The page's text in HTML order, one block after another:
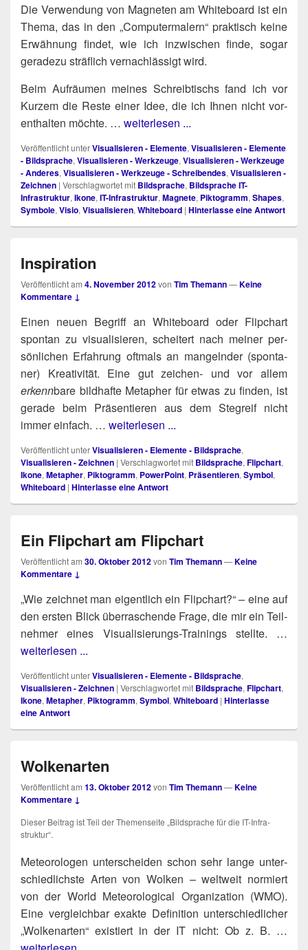
Die Ver­wen­dung von Magne­ten am White­board ist ein
The­ma, das in den „Com­pu­ter­ma­lern“ prak­tisch kei­ne
Erwäh­nung fin­det, wie ich inzwi­schen fin­de, sogar
gera­de­zu sträf­lich ver­nach­läs­sigt wird.
Beim Auf­räu­men mei­nes Schreib­tischs fand ich vor
Kur­zem die Res­te einer Idee, die ich Ihnen nicht vor­
ent­hal­ten möch­te. … weiterlesen ...
Veröffentlicht unterVisualisieren - Elemente, Visualisieren - Elemente
- Bildsprache, Visualisieren - Werkzeuge, Visualisieren - Werkzeuge
- Anderes, Visualisieren - Werkzeuge - Schreibendes, Visualisieren -
Zeichnen | Verschlagwortet mit Bildsprache, Bildsprache IT-
Infrastruktur, Ikone, IT-Infrastruktur, Magnete, Piktogramm, Shapes,
Symbole, Visio, Visualisieren, Whiteboard | Hinterlasse eine Antwort
Inspiration
Veröffentlicht am 4. November 2012von Tim Themann—Keine
Kommentare ↓
Einen neu­en Begriff an White­board oder Flip­chart
spon­tan zu visua­li­sie­ren, schei­tert nach mei­ner per­
sön­li­chen Erfah­rung oft­mals an man­geln­der (spon­ta­
ner) Krea­ti­vi­tät. Eine gut zei­chen- und vor allem
erkennbare bild­haf­te Meta­pher für etwas zu fin­den, ist
gera­de beim Prä­sen­tie­ren aus dem Steg­reif nicht
immer ein­fach. … weiterlesen ...
Veröffentlicht unterVisualisieren - Elemente - Bildsprache,
Visualisieren - Zeichnen | Verschlagwortet mit Bildsprache, Flipchart,
Ikone, Metapher, Piktogramm, PowerPoint, Präsentieren, Symbol,
Whiteboard | Hinterlasse eine Antwort
Ein Flipchart am Flipchart
Veröffentlicht am 30. Oktober 2012von Tim Themann—Keine
Kommentare ↓
„Wie zeich­net man eigent­lich ein Flip­chart?“ – eine auf
den ers­ten Blick über­ra­schen­de Fra­ge, die mir ein Teil­
neh­mer eines Visua­li­sie­rungs-Trai­nings stellte. …
weiterlesen ...
Veröffentlicht unterVisualisieren - Elemente - Bildsprache,
Visualisieren - Zeichnen | Verschlagwortet mit Bildsprache, Flipchart,
Ikone, Metapher, Piktogramm, Symbol, Whiteboard | Hinterlasse
eine Antwort
Wolkenarten
Veröffentlicht am 13. Oktober 2012von Tim Themann—Keine
Kommentare ↓
Die­ser Bei­trag ist Teil der The­men­sei­te „Bild­spra­che für die IT-Infra­
struk­tur“.
Meteo­ro­lo­gen unter­schei­den schon sehr lan­ge unter­
schied­lichs­te Arten von Wol­ken – welt­weit nor­miert
von der World Meteo­ro­lo­gi­cal Orga­niza­ti­on (WMO).
Eine ver­gleich­bar exak­te Defi­ni­ti­on unter­schied­li­cher
„Wol­ken­ar­ten“ exis­tiert in der IT nicht: Ob z. B. …